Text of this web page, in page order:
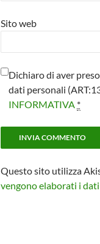
Sito web
Dichiaro di aver
dati personali
INFORMATIVA *
Questo sito utilizza
vengono elaborati i